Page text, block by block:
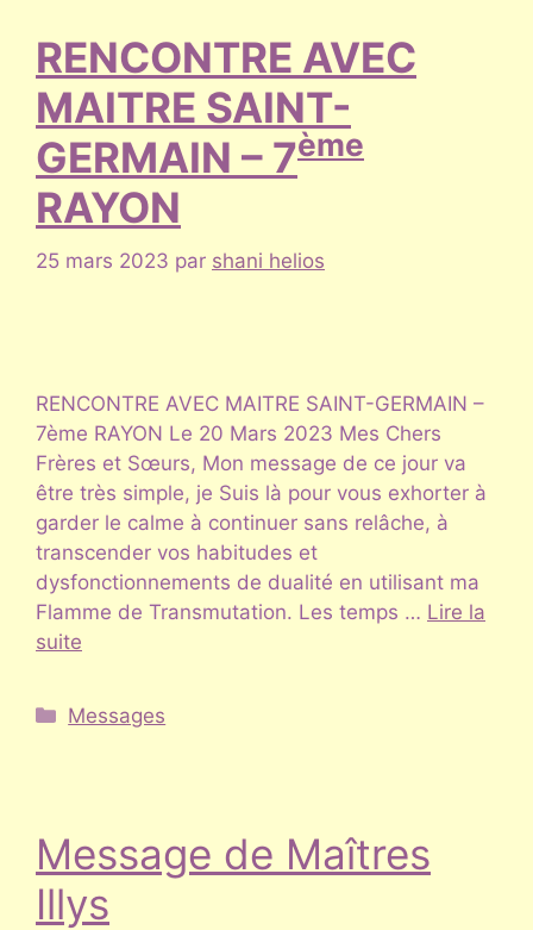
RENCONTRE AVEC
MAITRE SAINT-
GERMAIN – 7ème
RAYON
25 mars 2023 par shani helios
RENCONTRE AVEC MAITRE SAINT-GERMAIN –
7ème RAYON Le 20 Mars 2023 Mes Chers
Frères et Sœurs, Mon message de ce jour va
être très simple, je Suis là pour vous exhorter à
garder le calme à continuer sans relâche, à
transcender vos habitudes et
dysfonctionnements de dualité en utilisant ma
Flamme de Transmutation. Les temps … Lire la
suite
Catégories
Messages
Message de Maîtres
Illys